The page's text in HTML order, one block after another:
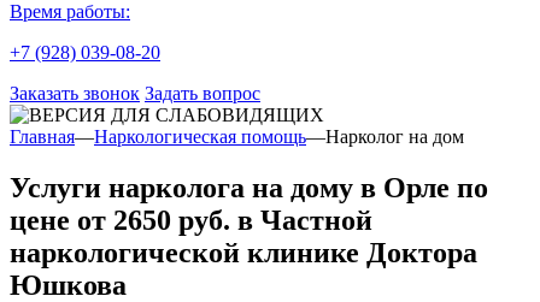
Время работы:
+7 (928) 039-08-20
Заказать звонок Задать вопрос
Главная—Наркологическая помощь—Нарколог на дом
Услуги нарколога на дому в Орле по
цене от 2650 руб. в Частной
наркологической клинике Доктора
Юшкова